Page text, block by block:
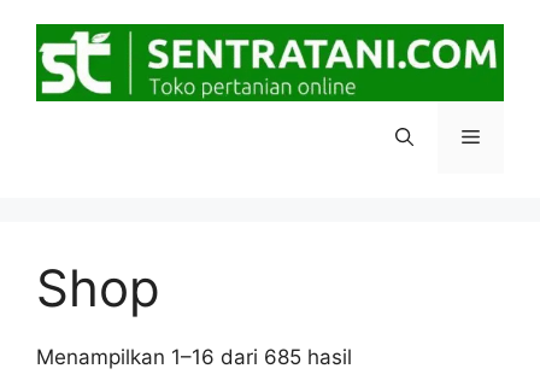
Menu
Shop
Menampilkan 1–16 dari 685 hasil